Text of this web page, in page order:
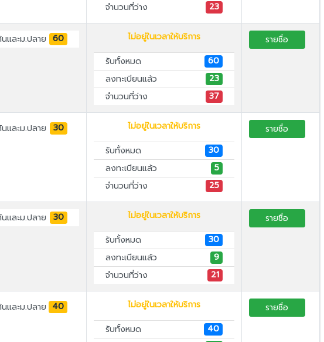
จำนวนที่ว่าง
23
และม.ปลาย 60
ไม่อยู่ในเวลาให้บริการ
รับทั้งหมด
60
ลงทะเบียนแล้ว
23
จำนวนที่ว่าง
37
รายชื่อ
และม.ปลาย 30
ไม่อยู่ในเวลาให้บริการ
รับทั้งหมด
30
ลงทะเบียนแล้ว
5
จำนวนที่ว่าง
25
รายชื่อ
และม.ปลาย 30
ไม่อยู่ในเวลาให้บริการ
รับทั้งหมด
30
ลงทะเบียนแล้ว
9
จำนวนที่ว่าง
21
รายชื่อ
และม.ปลาย 40
ไม่อยู่ในเวลาให้บริการ
รับทั้งหมด
40
รายชื่อ